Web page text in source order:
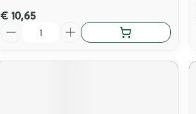
€ 10,65